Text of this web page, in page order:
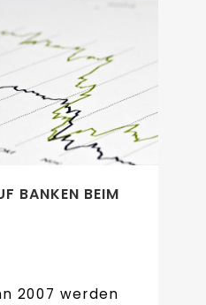
BANKEN BEIM
2007 werden